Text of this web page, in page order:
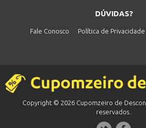
DÚVIDAS?
Fale Conosco Política de Privacidade
Copyright © 2026 Cupomzeiro de
reservados..